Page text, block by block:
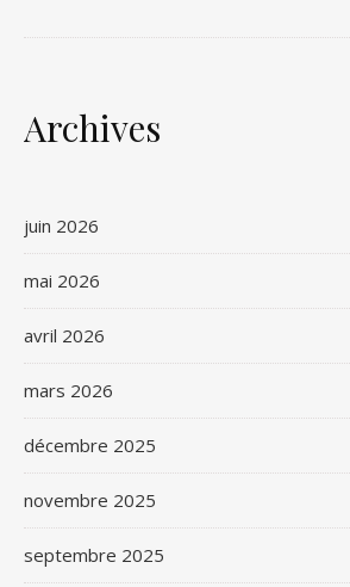
Archives
juin 2026
mai 2026
avril 2026
mars 2026
décembre 2025
novembre 2025
septembre 2025